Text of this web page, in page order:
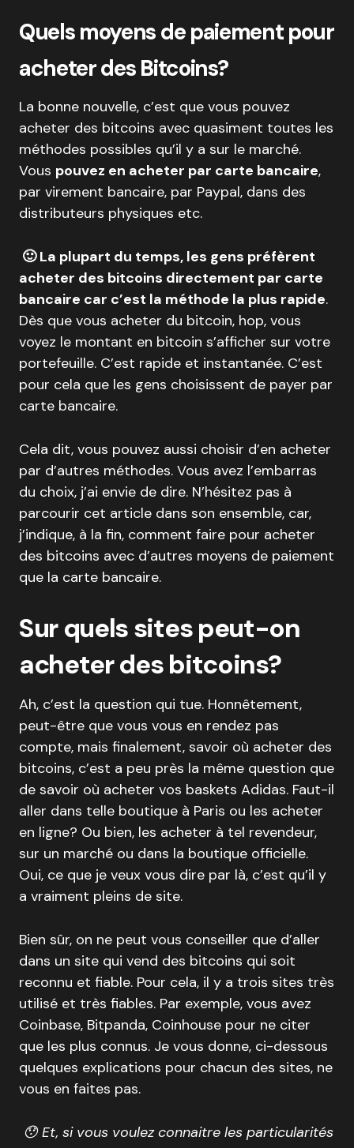
Quels moyens de paiement pour
acheter des Bitcoins?
La bonne nouvelle, c’est que vous pouvez
acheter des bitcoins avec quasiment toutes les
méthodes possibles qu’il y a sur le marché.
Vous pouvez en acheter par carte bancaire,
par virement bancaire, par Paypal, dans des
distributeurs physiques etc.
🙂 La plupart du temps, les gens préfèrent
acheter des bitcoins directement par carte
bancaire car c’est la méthode la plus rapide.
Dès que vous acheter du bitcoin, hop, vous
voyez le montant en bitcoin s’afficher sur votre
portefeuille. C’est rapide et instantanée. C’est
pour cela que les gens choisissent de payer par
carte bancaire.
Cela dit, vous pouvez aussi choisir d’en acheter
par d’autres méthodes. Vous avez l’embarras
du choix, j’ai envie de dire. N’hésitez pas à
parcourir cet article dans son ensemble, car,
j’indique, à la fin, comment faire pour acheter
des bitcoins avec d’autres moyens de paiement
que la carte bancaire.
Sur quels sites peut-on
acheter des bitcoins?
Ah, c’est la question qui tue. Honnêtement,
peut-être que vous vous en rendez pas
compte, mais finalement, savoir où acheter des
bitcoins, c’est a peu près la même question que
de savoir où acheter vos baskets Adidas. Faut-il
aller dans telle boutique à Paris ou les acheter
en ligne? Ou bien, les acheter à tel revendeur,
sur un marché ou dans la boutique officielle.
Oui, ce que je veux vous dire par là, c’est qu’il y
a vraiment pleins de site.
Bien sûr, on ne peut vous conseiller que d’aller
dans un site qui vend des bitcoins qui soit
reconnu et fiable. Pour cela, il y a trois sites très
utilisé et très fiables. Par exemple, vous avez
Coinbase, Bitpanda, Coinhouse pour ne citer
que les plus connus. Je vous donne, ci-dessous
quelques explications pour chacun des sites, ne
vous en faites pas.
😯 Et, si vous voulez connaitre les particularités